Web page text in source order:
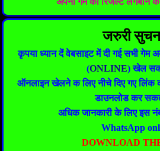
जरुरी
कृपया ध्यान दें वेबसाइट में दी गई सभी गेम
(ONLINE) खेल
ऑनलाइन खेलने क लिए नीचे दिए गए लिंक
डाउनलोड कर
अधिक जानकारी के लिए इस
WhatsApp
DOWNLOAD